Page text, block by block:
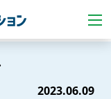
2023.06.09